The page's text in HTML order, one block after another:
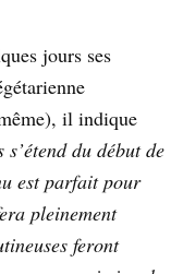
jours ses
il indique
du début de
est parfait pour
pleinement
feront